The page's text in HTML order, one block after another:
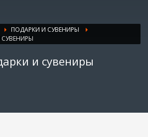
ПОДАРКИ И СУВЕНИРЫ
и сувениры